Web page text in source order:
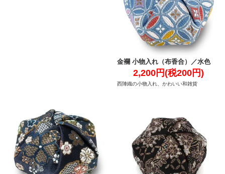
金襴 小物入れ（布香合）／水色
2,200円(税200円)
西陣織の小物入れ、かわいい和雑貨